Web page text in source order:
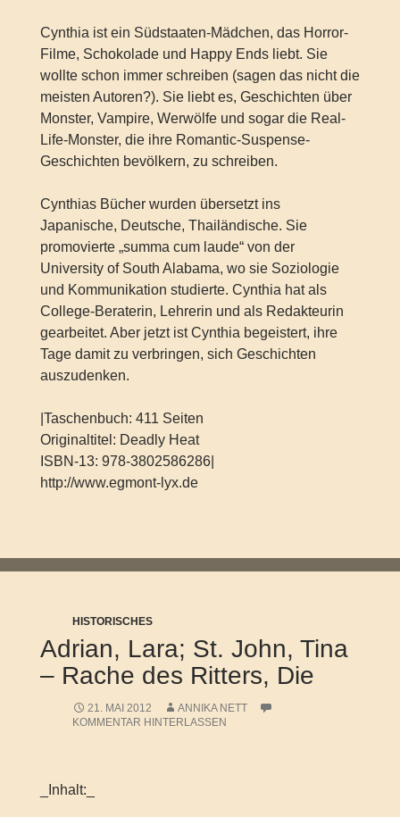
Cynthia ist ein Südstaaten-Mädchen, das Horror-
Filme, Schokolade und Happy Ends liebt. Sie
wollte schon immer schreiben (sagen das nicht die
meisten Autoren?). Sie liebt es, Geschichten über
Monster, Vampire, Werwölfe und sogar die Real-
Life-Monster, die ihre Romantic-Suspense-
Geschichten bevölkern, zu schreiben.
Cynthias Bücher wurden übersetzt ins
Japanische, Deutsche, Thailändische. Sie
promovierte „summa cum laude“ von der
University of South Alabama, wo sie Soziologie
und Kommunikation studierte. Cynthia hat als
College-Beraterin, Lehrerin und als Redakteurin
gearbeitet. Aber jetzt ist Cynthia begeistert, ihre
Tage damit zu verbringen, sich Geschichten
auszudenken.
|Taschenbuch: 411 Seiten
Originaltitel: Deadly Heat
ISBN-13: 978-3802586286|
http://www.egmont-lyx.de
HISTORISCHES
Adrian, Lara; St. John, Tina
– Rache des Ritters, Die
21. MAI 2012
ANNIKA NETT
KOMMENTAR HINTERLASSEN
_Inhalt:_